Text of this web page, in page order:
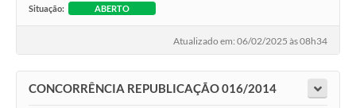
Situação: ABERTO
Atualizado em: 06/02/2025 às 08h34
CONCORRÊNCIA REPUBLICAÇÃO 016/2014